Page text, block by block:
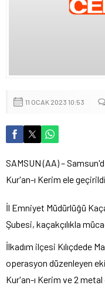
11 OCAK 2023 10:53
SAMSUN (AA) –
Kur'an-ı Kerim ele geçirildi.
İl Emniyet Müdürlüğü
Şubesi, kaçakçılıkla
İlkadım ilçesi Kılıçdede
operasyon düzenleyen
Kur'an-ı Kerim ve 2